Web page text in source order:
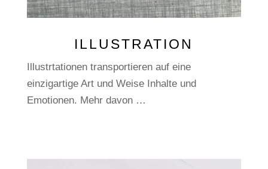
ILLUSTRATION
Illustrtationen transportieren auf eine
einzigartige Art und Weise Inhalte und
Emotionen. Mehr davon …